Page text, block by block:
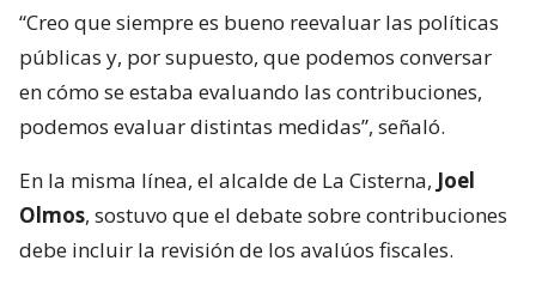
“Creo que siempre es bueno reevaluar las políticas
públicas y, por supuesto, que podemos conversar
en cómo se estaba evaluando las contribuciones,
podemos evaluar distintas medidas”, señaló.
En la misma línea, el alcalde de La Cisterna, Joel
Olmos, sostuvo que el debate sobre contribuciones
debe incluir la revisión de los avalúos fiscales.